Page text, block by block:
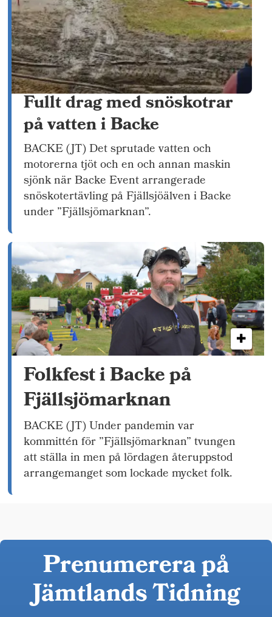
Fullt drag med snöskotrar
på vatten i Backe
BACKE (JT) Det sprutade vatten och
motorerna tjöt och en och annan maskin
sjönk när Backe Event arrangerade
snöskotertävling på Fjällsjöälven i Backe
under ”Fjällsjömarknan”.
Folkfest i Backe på
Fjällsjömarknan
BACKE (JT) Under pandemin var
kommittén för ”Fjällsjömarknan” tvungen
att ställa in men på lördagen återuppstod
arrangemanget som lockade mycket folk.
Prenumerera på
Jämtlands Tidning